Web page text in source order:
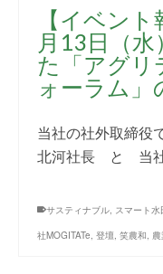
【イベン
月13日（
た「アグリ
ォーラム」
当社の社外取締役
北河社長 と 当
サスティナブル, スマート水
社MOGITATe, 登壇, 笑農和,